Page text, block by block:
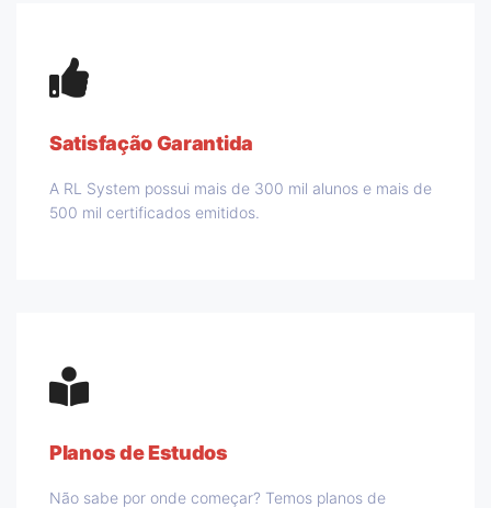
Satisfação Garantida
A RL System possui mais de 300 mil alunos e mais de
500 mil certificados emitidos.
Planos de Estudos
Não sabe por onde começar? Temos planos de